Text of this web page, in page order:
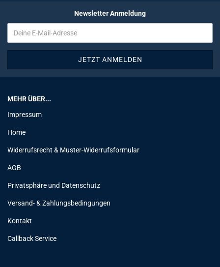
Newsletter Anmeldung
MEHR ÜBER...
Impressum
Home
Widerrufsrecht & Muster-Widerrufsformular
AGB
Privatsphäre und Datenschutz
Versand- & Zahlungsbedingungen
Kontakt
Callback Service